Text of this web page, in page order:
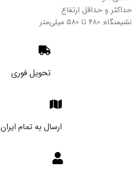
حداکثر و حداقل ارتفاع
نشیمنگاه: ۴۸۰ تا ۵۸۰ میلی‌متر
تحویل فوری
ارسال به تمام ایران